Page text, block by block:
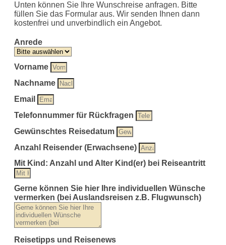
Unten können Sie Ihre Wunschreise anfragen. Bitte
füllen Sie das Formular aus. Wir senden Ihnen dann
kostenfrei und unverbindlich ein Angebot.
Anrede
Vorname
Nachname
Email
Telefonnummer für Rückfragen
Gewünschtes Reisedatum
Anzahl Reisender (Erwachsene)
Mit Kind: Anzahl und Alter Kind(er) bei Reiseantritt
Gerne können Sie hier Ihre individuellen Wünsche
vermerken (bei Auslandsreisen z.B. Flugwunsch)
Reisetipps und Reisenews